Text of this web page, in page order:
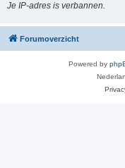
Je IP-adres is verbannen.
Forumoverzicht
Powered by